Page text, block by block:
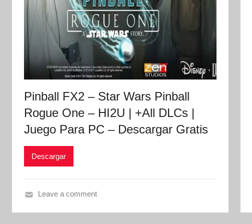
Pinball FX2 – Star Wars Pinball
Rogue One – HI2U | +All DLCs |
Juego Para PC – Descargar Gratis
Descargar
Leave a comment